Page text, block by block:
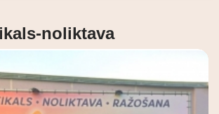
noliktava